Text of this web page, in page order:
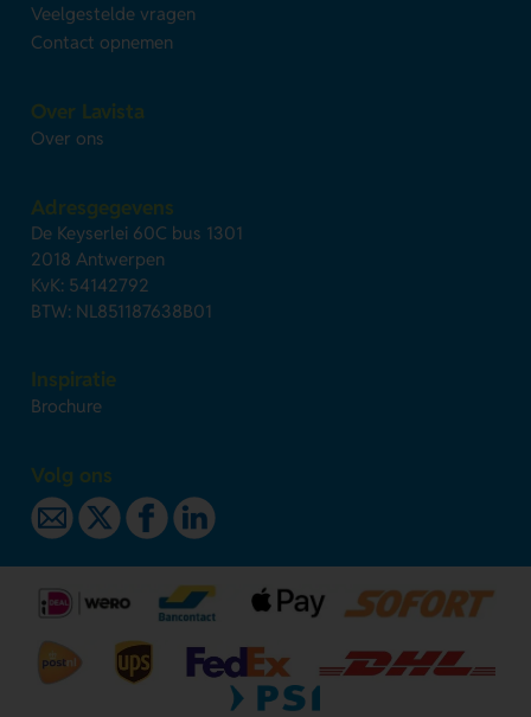
Veelgestelde vragen
Contact opnemen
Over Lavista
Over ons
Adresgegevens
De Keyserlei 60C bus 1301
2018 Antwerpen
KvK: 54142792
BTW: NL851187638B01
Inspiratie
Brochure
Volg ons